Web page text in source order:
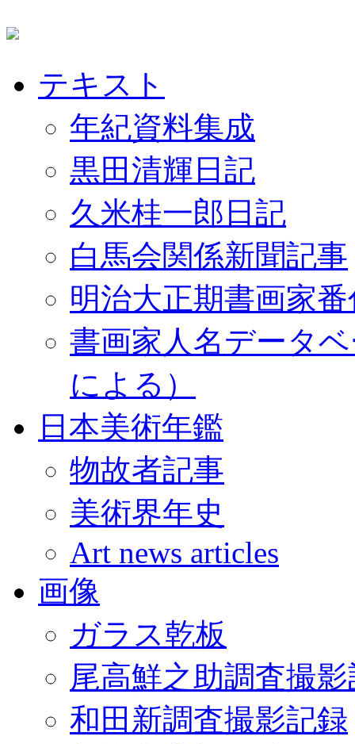
テキスト
年紀資料集成
黒田清輝日記
久米桂一郎日記
白馬会関係新聞記事
明治大正期書画家
書画家人名データ
による）
日本美術年鑑
物故者記事
美術界年史
Art news articles
画像
ガラス乾板
尾高鮮之助調査撮
和田新調査撮影記録